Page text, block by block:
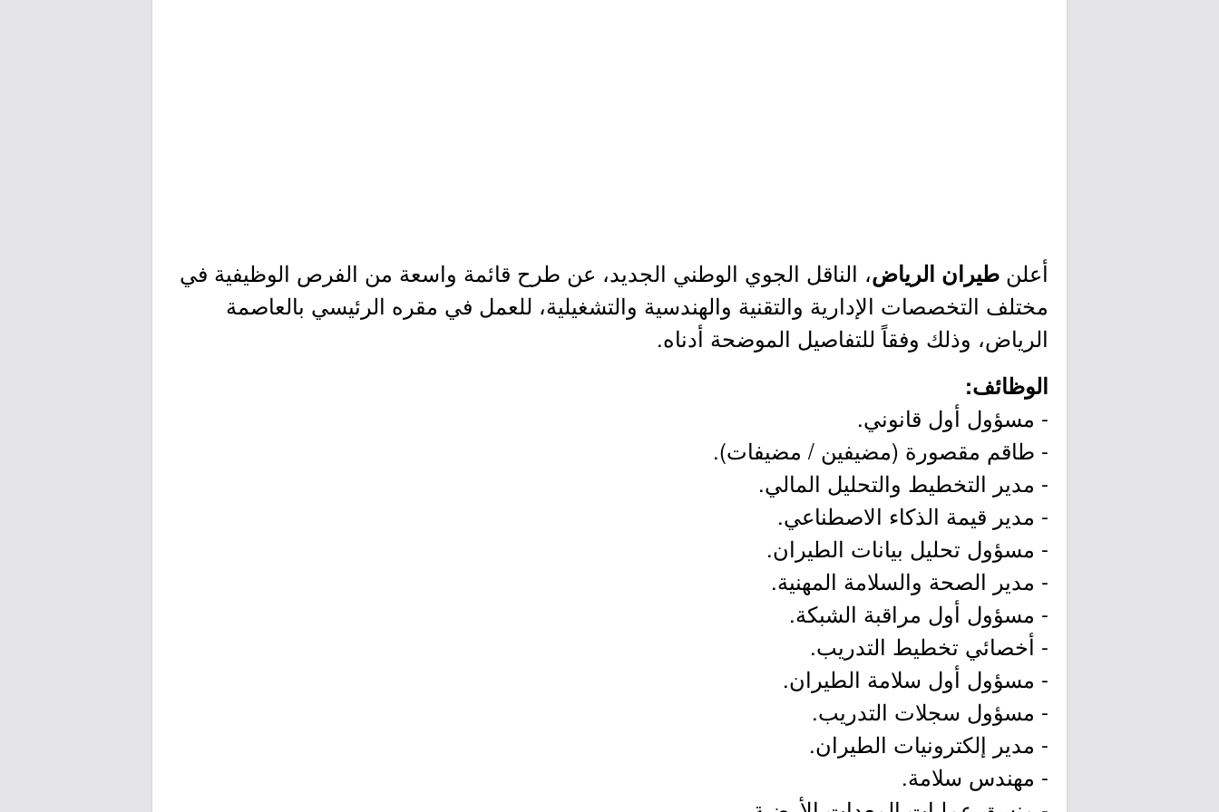
أعلن طيران الرياض، الناقل الجوي الوطني الجديد، عن طرح قائمة واسعة من الفرص الوظيفية في
مختلف التخصصات الإدارية والتقنية والهندسية والتشغيلية، للعمل في مقره الرئيسي بالعاصمة
الرياض، وذلك وفقاً للتفاصيل الموضحة أدناه.
الوظائف:
- مسؤول أول قانوني.
- طاقم مقصورة (مضيفين / مضيفات).
- مدير التخطيط والتحليل المالي.
- مدير قيمة الذكاء الاصطناعي.
- مسؤول تحليل بيانات الطيران.
- مدير الصحة والسلامة المهنية.
- مسؤول أول مراقبة الشبكة.
- أخصائي تخطيط التدريب.
- مسؤول أول سلامة الطيران.
- مسؤول سجلات التدريب.
- مدير إلكترونيات الطيران.
- مهندس سلامة.